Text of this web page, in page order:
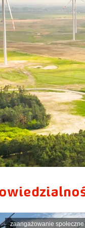
zaangażowanie społeczne